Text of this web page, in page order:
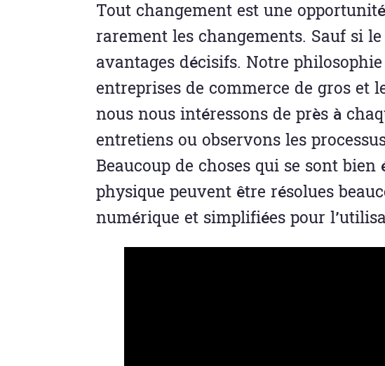
Tout changement est une
rarement les changements. Sauf si
avantages décisifs. Notre
entreprises de commerce de gros et
nous nous intéressons de près à
entretiens ou observons les
Beaucoup de choses qui se sont
physique peuvent être résolues
numérique et simplifiées pour